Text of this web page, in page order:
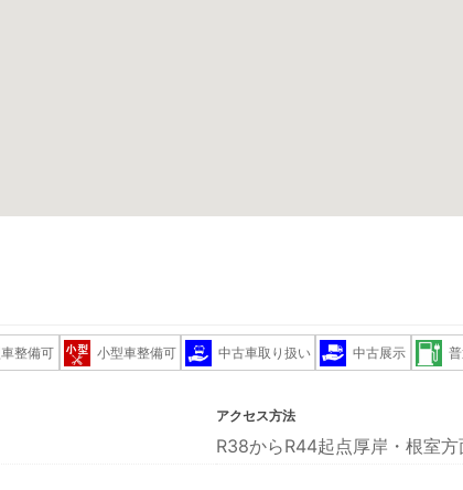
整備可 小型車整備可 中古車取り扱い 中古展示
アクセス方法
R38からR44起点厚岸・根室